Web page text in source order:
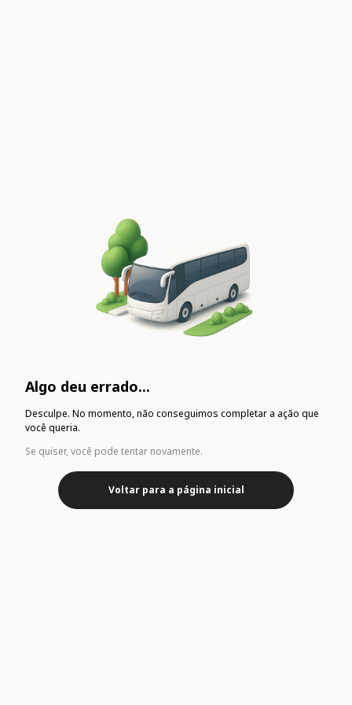
Algo deu errado...
Desculpe. No momento, não conseguimos completar a ação que
você queria.
Se quiser, você pode tentar novamente.
Voltar para a página inicial